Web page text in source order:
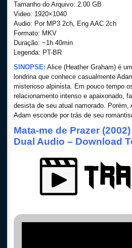
Tamanho do Arquivo: 2.00 GB
Video: 1920×1040
Audio: Por MP3 2ch, Eng AAC 2ch
Formato: MKV
Duração: ~1h 40min
Legenda: PT-BR
SINOPSE: Alice (Heather Graham) é
londrina que conhece casualmente
misterioso alpinista. Em pouco tempo
relacionamento intenso e apaixonado,
desista de seu atual namorado. Porém,
Adam esconde por trás de seu
Mata-me de Prazer
Dual Audio – Download